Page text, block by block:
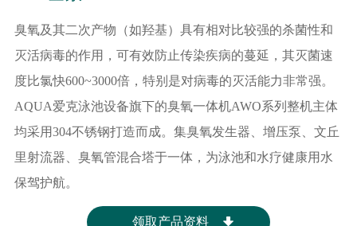
臭氧及其二次产物（如羟基）具有相对比较强的杀菌性和
灭活病毒的作用，可有效防止传染疾病的蔓延，其灭菌速
度比氯快600~3000倍，特别是对病毒的灭活能力非常强。
AQUA爱克泳池设备旗下的臭氧一体机AWO系列整机主体
均采用304不锈钢打造而成。集臭氧发生器、增压泵、文丘
里射流器、臭氧管混合塔于一体，为泳池和水疗健康用水
保驾护航。
领取产品资料